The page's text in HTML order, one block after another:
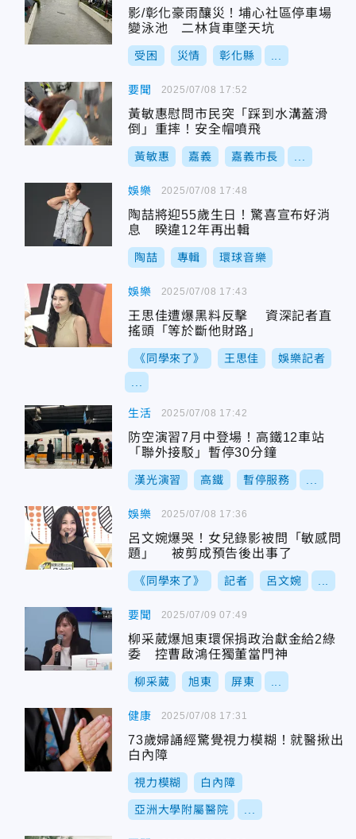
影/彰化豪雨釀災！埔心社區停車場
變泳池 二林貨車墜天坑
受困 災情 彰化縣
要聞
黃敏惠慰問市民突「踩到水溝蓋滑
倒」重摔！安全帽噴飛
黃敏惠 嘉義 嘉義市長
2025/07/08 17:52
娛樂
陶喆將迎55歲生日！驚喜宣布好消
息 睽違12年再出輯
陶喆 專輯 環球音樂
2025/07/08 17:48
娛樂
王思佳遭爆黑料反擊 資深記者直
搖頭「等於斷他財路」
《同學來了》 王思佳 娛樂記者
2025/07/08 17:43
生活
防空演習7月中登場！高鐵12車站
「聯外接駁」暫停30分鐘
漢光演習 高鐵 暫停服務
2025/07/08 17:42
娛樂
呂文婉爆哭！女兒錄影被問「敏感問
題」 被剪成預告後出事了
《同學來了》 記者 呂文婉
2025/07/08 17:36
要聞
柳采葳爆旭東環保捐政治獻金給2綠
委 控曹啟鴻任獨董當門神
柳采葳 旭東 屏東
2025/07/09 07:49
健康
73歲婦誦經驚覺視力模糊！就醫揪出
白內障
視力模糊 白內障
亞洲大學附屬醫院
2025/07/08 17:31